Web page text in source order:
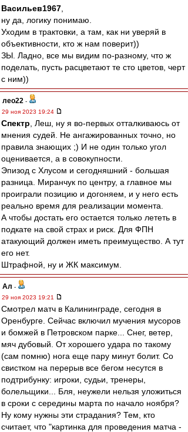
Васильев1967
ну да, логику понимаю.
Уходим в трактовки, а там, как ни уверяй в
объективности, кто ж нам поверит))
ЗЫ. Ладно, все мы видим по-разному, что ж
поделать, пусть расцветают те сто цветов, черт
с ним))
лео22 -
29 ноя 2023 19:24
Спектр , Леш, ну я во-первых отталкиваюсь от
мнения судей. Не ангажированных точно, но
правила знающих ;) И не один только угол
оценивается, а в совокупности.
Эпизод с Хлусом и сегодняшний - большая
разница. Миранчук по центру, а главное мы
проиграли позицию и догоняем, и у него есть
реально время для реализации момента.
А чтобы достать его остается только лететь в
подкате на свой страх и риск. Для ФПН
атакующий должен иметь преимущество. А тут
его нет.
Штрафной, ну и ЖК максимум.
Ал -
29 ноя 2023 19:21
Смотрел матч в Калининграде, сегодня в
Оренбурге. Сейчас включил мучения мусоров
и бомжей в Петровском парке... Снег, ветер,
мяч дубовый. От хорошего удара по такому
(сам помню) нога еще пару минут болит. Со
свистком на перерыв все бегом несутся в
подтрибунку: игроки, судьи, тренеры,
болельщики... Бля, неужели нельзя уложиться
в сроки с середины марта по начало ноября?
Ну кому нужны эти страдания? Тем, кто
считает, что "картинка для проведения матча -